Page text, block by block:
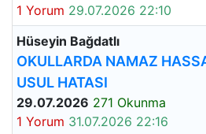
1 Yorum 29.07.2026 22:10
Hüseyin Bağdatlı
OKULLARDA NAMAZ
USUL HATASI
29.07.2026 271 Okunma
1 Yorum 31.07.2026 22:16